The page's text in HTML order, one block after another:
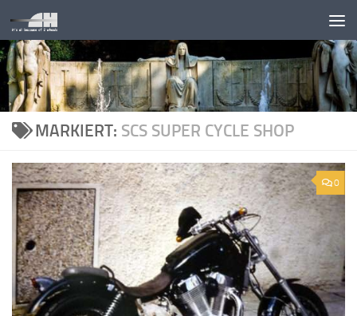
Unter dem Inhalt
MARKIERT: SCS SUPER CYCLE SHOP
0